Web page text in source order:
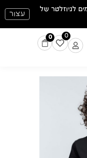
לניוזלטר של
עצור
0
0